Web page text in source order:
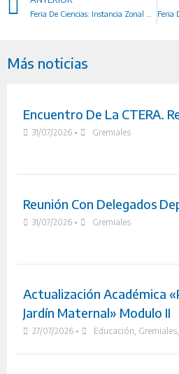
Más noticias
Encuentro De La CTERA.
31/07/2026 • Gremiales
Reunión Con Delegados
31/07/2026 • Gremiales
Actualización Académica
Jardín Maternal» Modulo II
27/07/2026 • Educación Gremiales,